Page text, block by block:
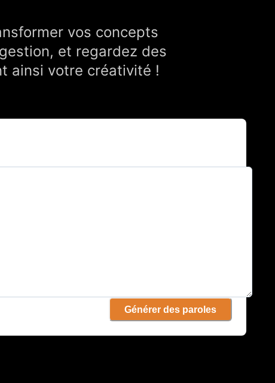
vos concepts
et regardez des
ainsi votre créativité !
Générer des paroles